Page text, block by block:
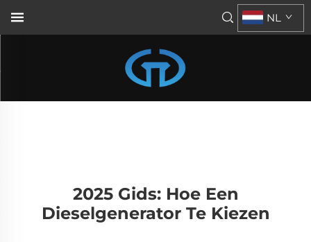
NL
2025 Gids: Hoe Een
Dieselgenerator Te Kiezen